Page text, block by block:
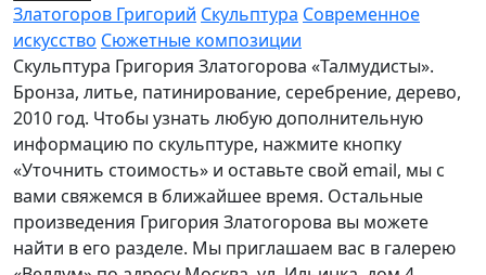
Златогоров Григорий Скульптура Современное
искусство Сюжетные композиции
Скульптура Григория Златогорова «Талмудисты».
Бронза, литье, патинирование, серебрение, дерево,
2010 год. Чтобы узнать любую дополнительную
информацию по скульптуре, нажмите кнопку
«Уточнить стоимость» и оставьте свой email, мы с
вами свяжемся в ближайшее время. Остальные
произведения Григория Златогорова вы можете
найти в его разделе. Мы приглашаем вас в галерею